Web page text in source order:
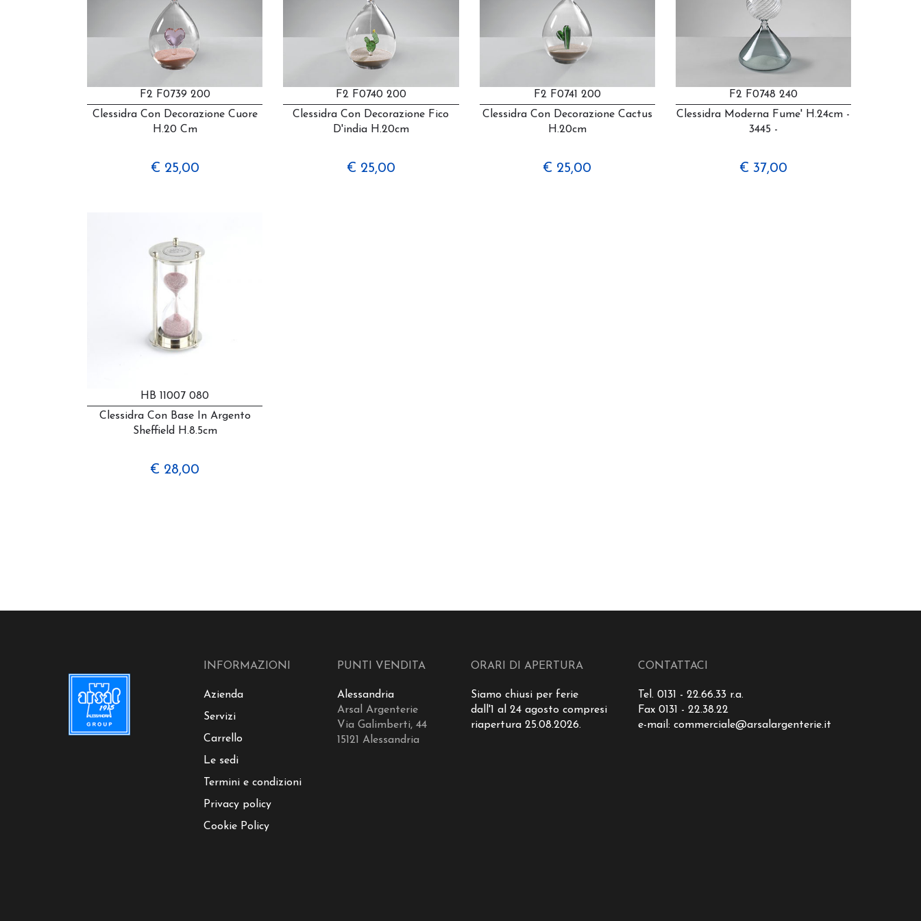
F2 F0739 200
Clessidra Con Decorazione Cuore
H.20 Cm
€ 25,00
F2 F0740 200
Clessidra Con Decorazione Fico
D'india H.20cm
€ 25,00
F2 F0741 200
Clessidra Con Decorazione Cactus
H.20cm
€ 25,00
F2 F0748 240
Clessidra Moderna Fume' H.24cm -
3445 -
€ 37,00
HB 11007 080
Clessidra Con Base In Argento
Sheffield H.8.5cm
€ 28,00
INFORMAZIONI
Azienda
Servizi
Carrello
Le sedi
Termini e condizioni
Privacy policy
Cookie Policy
PUNTI VENDITA
Alessandria
Arsal Argenterie
Via Galimberti, 44
15121 Alessandria
ORARI DI APERTURA
Siamo chiusi per ferie
dall'1 al 24 agosto compresi
riapertura 25.08.2026.
CONTATTACI
Tel. 0131 - 22.66.33 r.a.
Fax 0131 - 22.38.22
e-mail: commerciale@arsalargenterie.it